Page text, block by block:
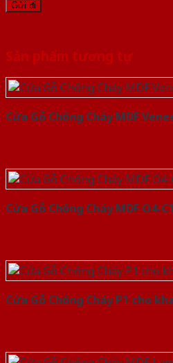
Sản phẩm tương tự
Cửa Gỗ Chống Cháy MDF
Cửa Gỗ Chống Cháy MDF O4-
Cửa Gỗ Chống Cháy P1 cho